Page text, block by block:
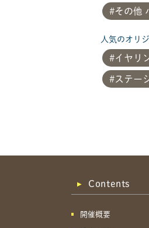
その他
人気のオリ
イヤリ
ステー
Contents
開催概要